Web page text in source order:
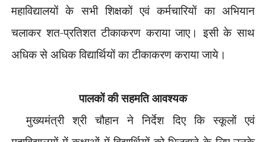
महाविद्यालयों के सभी शिक्षकों एवं कर्मचारियों का अभियान
चलाकर शत-प्रतिशत टीकाकरण कराया जाए। इसी के साथ
अधिक से अधिक विद्यार्थियों का टीकाकरण कराया जाये।
पालकों की सहमति आवश्यक
मुख्यमंत्री श्री चौहान ने निर्देश दिए कि स्कूलों एवं